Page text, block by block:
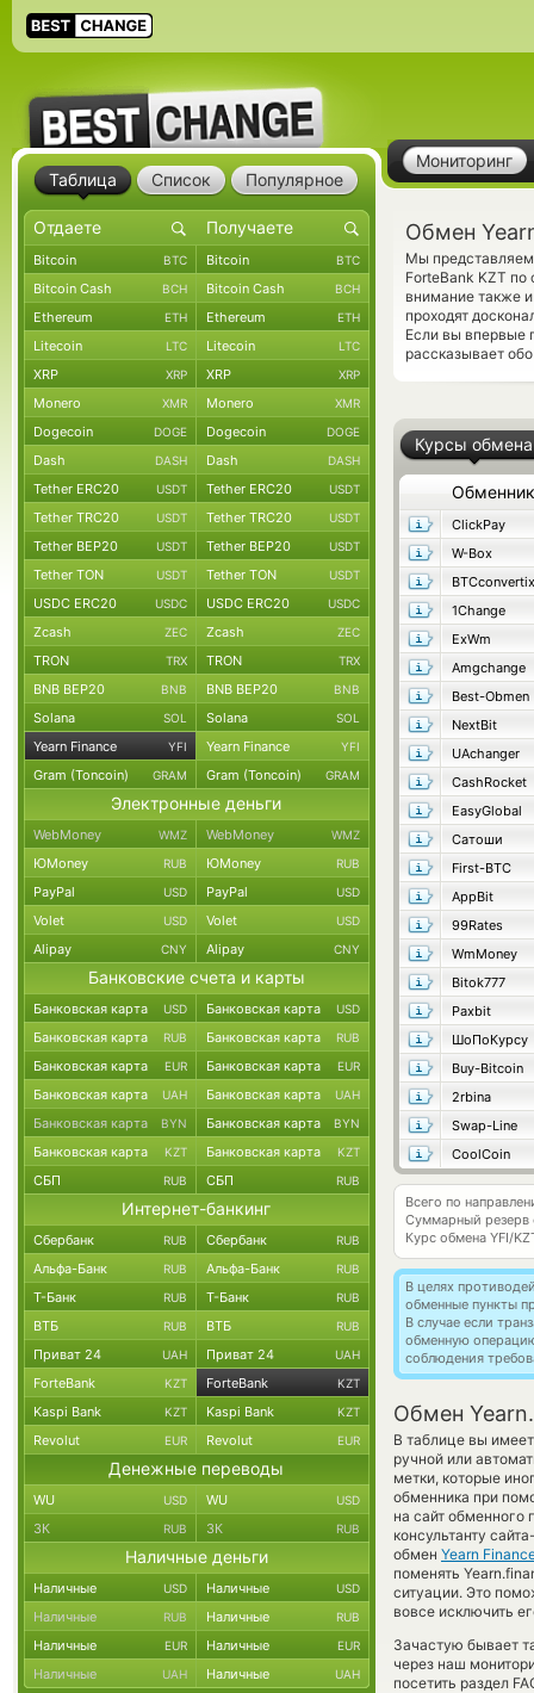
Мониторинг
Обмен
Мы представляем
ForteBank KZT
внимание также
проходят
Если вы впервые
рассказывает
Курсы обмена
Обменник
ClickPay
W-Box
BTCconvertix
1Change
ExWm
Amgchange
Best-Obmen
NextBit
UAchanger
CashRocket
EasyGlobal
Сатоши
First-BTC
AppBit
99Rates
WmMoney
Bitok777
Paxbit
ШоПоКурсу
Buy-Bitcoin
2rbina
Swap-Line
CoolCoin
Всего по
Суммарный резерв
Курс обмена YFI/
В целях
обменные пункты
В случае если
обменную
соблюдения
Обмен
В таблице вы
ручной или
метки, которые
обменника при
на сайт обменного
консультанту
обмен Yearn
поменять
ситуации. Это
вовсе исключить
Зачастую бывает
через наш
посетить раздел
Таблица Список Популярное
Bitcoin BTC Bitcoin BTC
Bitcoin Cash BCH Bitcoin Cash BCH
Ethereum ETH Ethereum ETH
Litecoin LTC Litecoin LTC
XRP XRP XRP XRP
Monero XMR Monero XMR
Dogecoin DOGE Dogecoin DOGE
Dash DASH Dash DASH
Tether ERC20 USDT Tether ERC20 USDT
Tether TRC20 USDT Tether TRC20 USDT
Tether BEP20 USDT Tether BEP20 USDT
Tether TON USDT Tether TON USDT
USDC ERC20 USDC USDC ERC20 USDC
Zcash ZEC Zcash ZEC
TRON TRX TRON TRX
BNB BEP20 BNB BNB BEP20 BNB
Solana SOL Solana SOL
Yearn Finance YFI Yearn Finance YFI
Gram (Toncoin) GRAM Gram (Toncoin) GRAM
Электронные деньги
WebMoney WMZ WebMoney WMZ
ЮMoney RUB ЮMoney RUB
PayPal USD PayPal USD
Volet USD Volet USD
Alipay CNY Alipay CNY
Банковские счета и карты
Банковская карта USD Банковская карта USD
Банковская карта RUB Банковская карта RUB
Банковская карта EUR Банковская карта EUR
Банковская карта UAH Банковская карта UAH
Банковская карта BYN Банковская карта BYN
Банковская карта KZT Банковская карта KZT
СБП RUB СБП RUB
Интернет-банкинг
Сбербанк RUB Сбербанк RUB
Альфа-Банк RUB Альфа-Банк RUB
Т-Банк RUB Т-Банк RUB
ВТБ RUB ВТБ RUB
Приват 24 UAH Приват 24 UAH
ForteBank KZT ForteBank KZT
Kaspi Bank KZT Kaspi Bank KZT
Revolut EUR Revolut EUR
Денежные переводы
WU USD WU USD
ЗК RUB ЗК RUB
Наличные деньги
Наличные USD Наличные USD
Наличные RUB Наличные RUB
Наличные EUR Наличные EUR
Наличные UAH Наличные UAH